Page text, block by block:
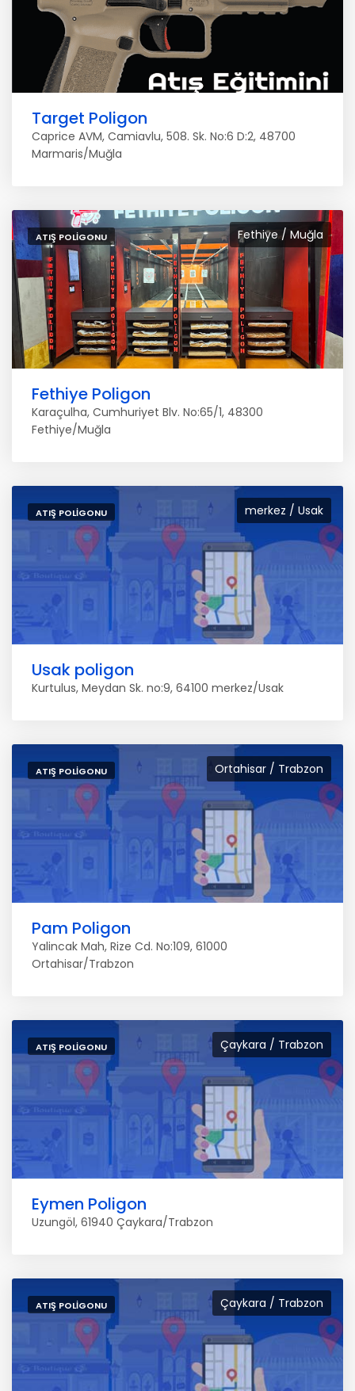
Target Poligon
Caprice AVM, Camiavlu, 508. Sk. No:6 D:2, 48700
Marmaris/Muğla
Fethiye / Muğla
ATIŞ POLIGONU
Fethiye Poligon
Karaçulha, Cumhuriyet Blv. No:65/1, 48300
Fethiye/Muğla
merkez / Usak
ATIŞ POLIGONU
Usak poligon
Kurtulus, Meydan Sk. no:9, 64100 merkez/Usak
Ortahisar / Trabzon
ATIŞ POLIGONU
Pam Poligon
Yalincak Mah, Rize Cd. No:109, 61000
Ortahisar/Trabzon
Çaykara / Trabzon
ATIŞ POLIGONU
Eymen Poligon
Uzungöl, 61940 Çaykara/Trabzon
Çaykara / Trabzon
ATIŞ POLIGONU